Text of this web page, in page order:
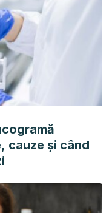
cauze și când